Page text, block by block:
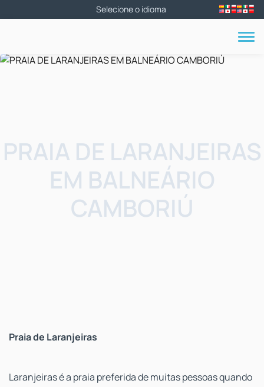
PRAIA DE LARANJEIRAS
EM BALNEÁRIO
CAMBORIÚ
Praia de Laranjeiras
Laranjeiras é a praia preferida de muitas pessoas quando